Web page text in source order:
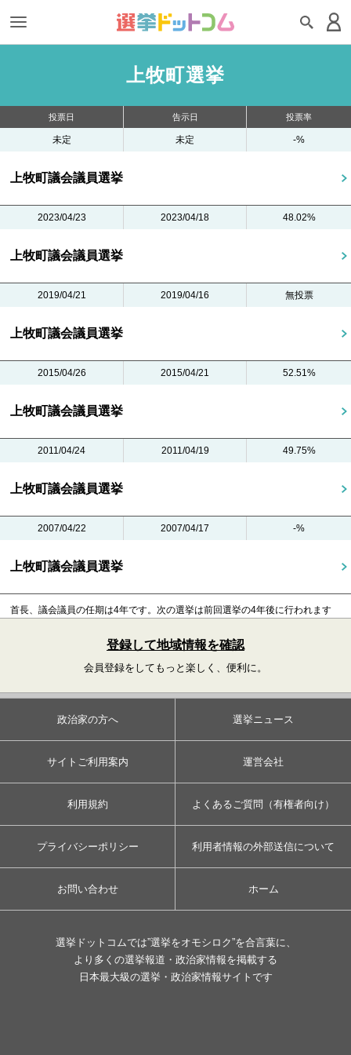
上牧町選挙
投票日 告示日 投票率
未定 未定 -%
上牧町議会議員選挙
2023/04/23 2023/04/18 48.02%
上牧町議会議員選挙
2019/04/21 2019/04/16 無投票
上牧町議会議員選挙
2015/04/26 2015/04/21 52.51%
上牧町議会議員選挙
2011/04/24 2011/04/19 49.75%
上牧町議会議員選挙
2007/04/22 2007/04/17 -%
上牧町議会議員選挙
首長、議会議員の任期は4年です。 次の選挙は前回選挙の4年後に行われます
登録して地域情報を確認
会員登録をしてもっと楽しく、便利に。
政治家の方へ 選挙ニュース
サイトご利用案内 運営会社
利用規約 よくあるご質問（有権者向け）
プライバシーポリシー 利用者情報の外部送信について
お問い合わせ ホーム
選挙ドットコムでは”選挙をオモシロク”を合言葉に、
より多くの選挙報道・政治家情報を掲載する
日本最大級の選挙・政治家情報サイトです